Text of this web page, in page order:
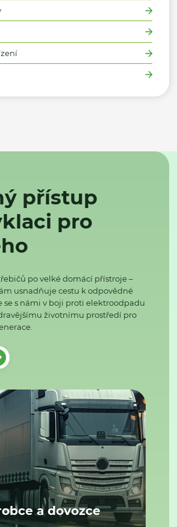
přístup
pro
po velké domácí přístroje –
usnadňuje cestu k odpovědné
se s námi v boji proti elektroodpadu
životnímu prostředí pro
a dovozce